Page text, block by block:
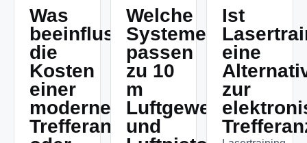
Was
beeinflusst
die
Kosten
einer
modernen
Trefferanzeige
Welche
Systeme
passen
zu 10
m
Luftgewehr
und
Ist
eine
zur